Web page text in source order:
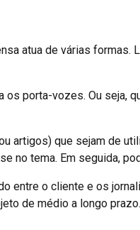
atua de várias
porta-vozes. Ou seja,
artigos) que sejam de
no tema. Em seguida,
entre o cliente e os
de médio a longo prazo.